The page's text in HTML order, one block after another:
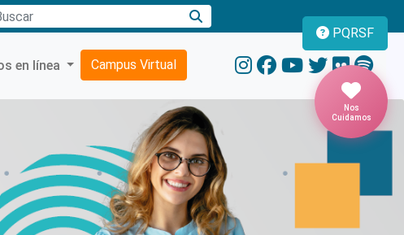
en línea Campus Virtual
PQRSF
Nos
Cuidamos